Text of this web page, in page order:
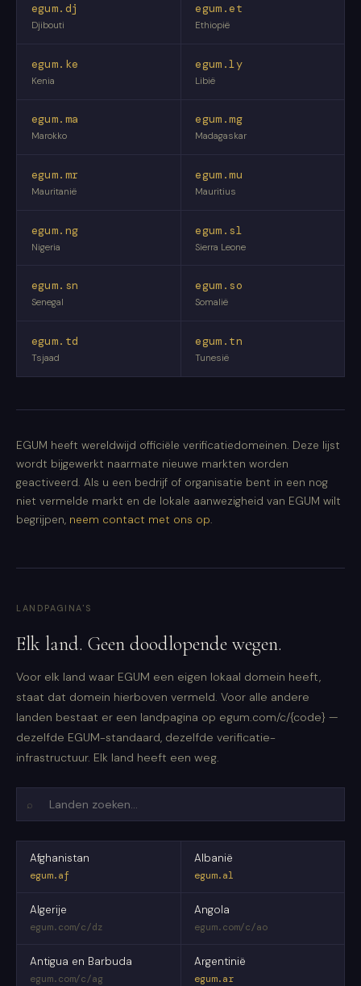
egum.dj
Djibouti
egum.et
Ethiopië
egum.ke
Kenia
egum.ly
Libië
egum.ma
Marokko
egum.mg
Madagaskar
egum.mr
Mauritanië
egum.mu
Mauritius
egum.ng
Nigeria
egum.sl
Sierra Leone
egum.sn
Senegal
egum.so
Somalië
egum.td
Tsjaad
egum.tn
Tunesië
EGUM heeft wereldwijd officiële verificatiedomeinen. Deze lijst
wordt bijgewerkt naarmate nieuwe markten worden
geactiveerd. Als u een bedrijf of organisatie bent in een nog
niet vermelde markt en de lokale aanwezigheid van EGUM wilt
begrijpen, neem contact met ons op.
LANDPAGINA'S
Elk land. Geen doodlopende wegen.
Voor elk land waar EGUM een eigen lokaal domein heeft,
staat dat domein hierboven vermeld. Voor alle andere
landen bestaat er een landpagina op egum.com/c/{code} —
dezelfde EGUM-standaard, dezelfde verificatie-
infrastructuur. Elk land heeft een weg.
⌕
Afghanistan
egum.af
Albanië
egum.al
Algerije
egum.com/c/dz
Angola
egum.com/c/ao
Antigua en Barbuda
egum.com/c/ag
Argentinië
egum.ar